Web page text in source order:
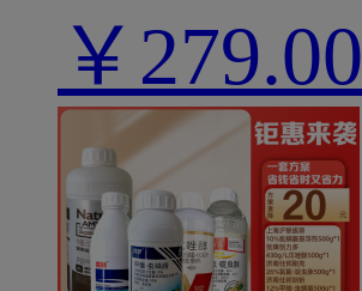
￥ 279.00